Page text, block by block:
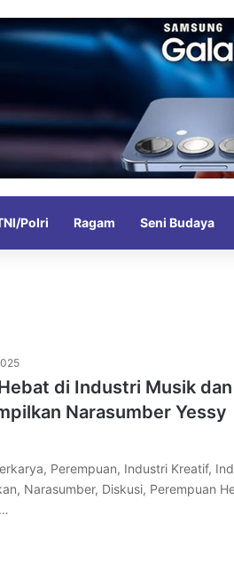
Polri Ragam Seni Budaya
di Industri Musik
Narasumber Yessy
Perempuan, Industri Kreatif,
Narasumber, Diskusi, Perempuan